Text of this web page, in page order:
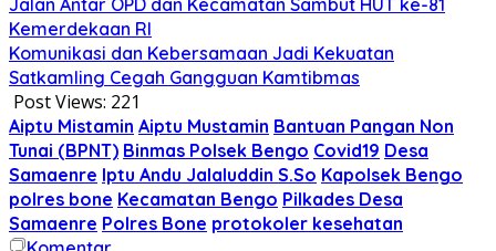
Kemerdekaan RI
Komunikasi dan Kebersamaan Jadi Kekuatan
Satkamling Cegah Gangguan Kamtibmas
Post Views: 221
Aiptu Mistamin Aiptu Mustamin Bantuan Pangan Non
Tunai (BPNT) Binmas Polsek Bengo Covid19 Desa
Samaenre Iptu Andu Jalaluddin S.So Kapolsek Bengo
polres bone Kecamatan Bengo Pilkades Desa
Samaenre Polres Bone protokoler kesehatan